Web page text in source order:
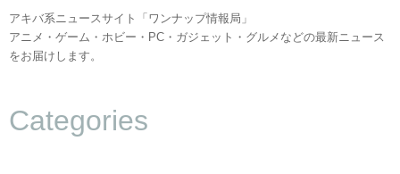
アキバ系ニュースサイト「ワンナップ情報局」
アニメ・ゲーム・ホビー・PC・ガジェット・グルメなどの最新ニュース
をお届けします。
Categories